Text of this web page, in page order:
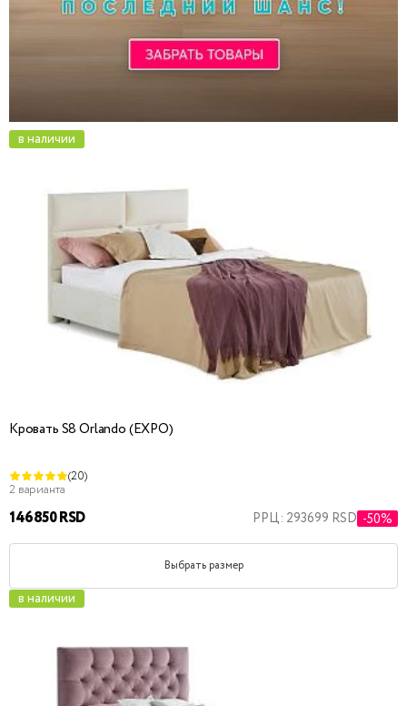
в наличии
Кровать S8 Orlando (EXPO)
(20)
2 варианта
146850 RSD РРЦ: 293699 RSD -50%
Выбрать размер
в наличии